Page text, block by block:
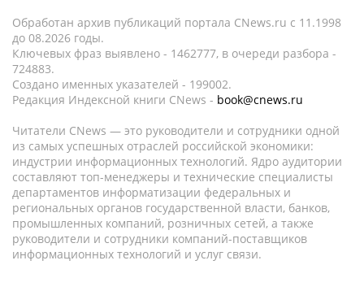
Обработан архив публикаций портала CNews.ru c 11.1998
до 08.2026 годы.
Ключевых фраз выявлено - 1462777, в очереди разбора -
724883.
Создано именных указателей - 199002.
Редакция Индексной книги CNews - book@cnews.ru
Читатели CNews — это руководители и сотрудники одной
из самых успешных отраслей российской экономики:
индустрии информационных технологий. Ядро аудитории
составляют топ-менеджеры и технические специалисты
департаментов информатизации федеральных и
региональных органов государственной власти, банков,
промышленных компаний, розничных сетей, а также
руководители и сотрудники компаний-поставщиков
информационных технологий и услуг связи.